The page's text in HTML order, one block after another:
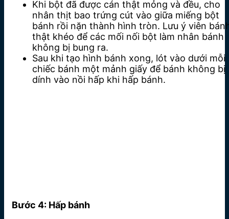
Khi bột đã được cán thật mỏng và đều, cho
nhân thịt bao trứng cút vào giữa miếng bột
bánh rồi nặn thành hình tròn. Lưu ý viên
thật khéo để các mối nối bột làm nhân bánh
không bị bung ra.
Sau khi tạo hình bánh xong, lót vào dưới mỗi
chiếc bánh một mảnh giấy để bánh không bị
dính vào nồi hấp khi hấp bánh.
Bước 4: Hấp bánh